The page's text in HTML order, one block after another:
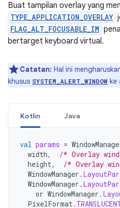
Buat tampilan overlay yang
TYPE_APPLICATION_OVERLAY
FLAG_ALT_FOCUSABLE_IM
bertarget keyboard virtual.
Catatan: Hal ini
khusus SYSTEM_ALERT_WINDOW ke
Kotlin Java
val params =
width,
/* Overlay
height,
/* Overlay
WindowManager .
WindowManager .
or WindowManager .
PixelFormat.